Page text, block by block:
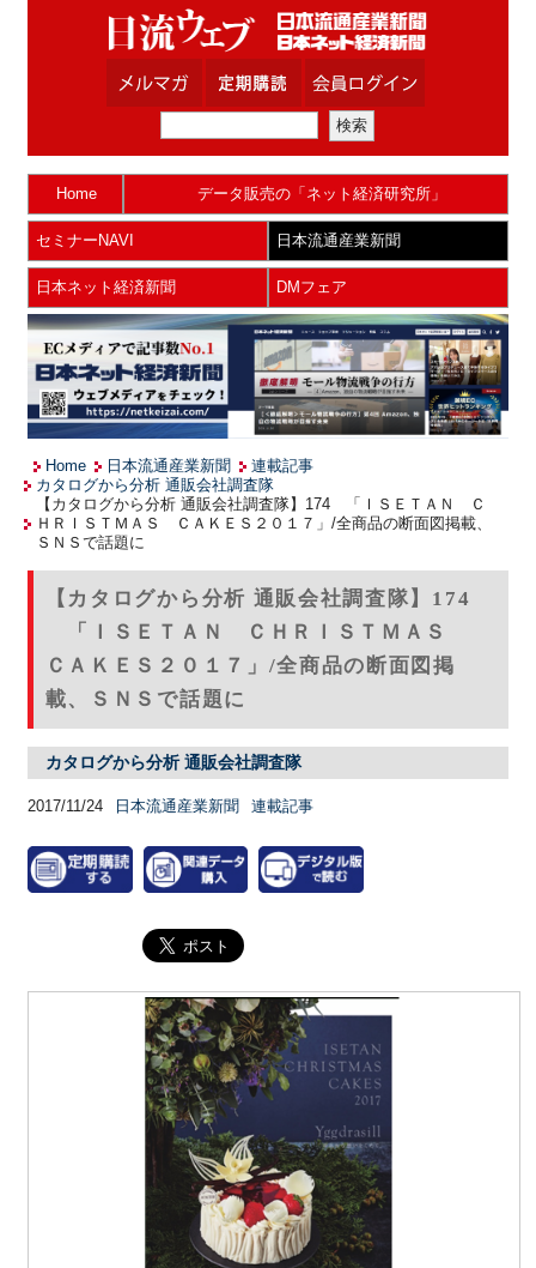
Home データ販売の「ネット経済研究所」
セミナーNAVI 日本流通産業新聞
日本ネット経済新聞 DMフェア
Home 日本流通産業新聞
連載記事
カタログから分析 通販会社調査隊
【カタログから分析 通販会社調査隊】174 「ＩＳＥＴＡＮ Ｃ
ＨＲＩＳＴＭＡＳ ＣＡＫＥＳ２０１７」/全商品の断面図掲載、
ＳＮＳで話題に
【カタログから分析 通販会社調査隊】174
「ＩＳＥＴＡＮ ＣＨＲＩＳＴＭＡＳ
ＣＡＫＥＳ２０１７」/全商品の断面図掲
載、ＳＮＳで話題に
カタログから分析 通販会社調査隊
2017/11/24 日本流通産業新聞 連載記事